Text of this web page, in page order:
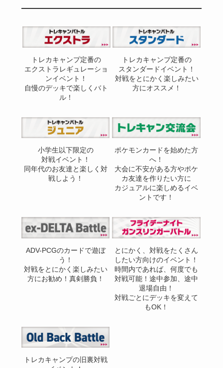
トレカキャンプ定番の
エクストラレギュレーショ
ンイベント！
自慢のデッキで楽しくバト
ル！
トレカキャンプ定番の
スタンダードイベント！
対戦をとにかく楽しみたい
方にオススメ！
小学生以下限定の
対戦イベント！
同年代のお友達と楽しく対
戦しよう！
ポケモンカードを始めた方
へ！
大会に不安がある方やポケ
カ友達を作りたい方に
カジュアルに楽しめるイベ
ントです！
ADV-PCGのカードで遊ぼ
う！
対戦をとにかく楽しみたい
方にお勧め！真剣勝負！
とにかく、対戦をたくさん
したい方向けのイベント！
時間内であれば、何度でも
対戦可能！途中参加、途中
退場自由！
対戦ごとにデッキを変えて
もOK！
トレカキャンプの旧裏対戦